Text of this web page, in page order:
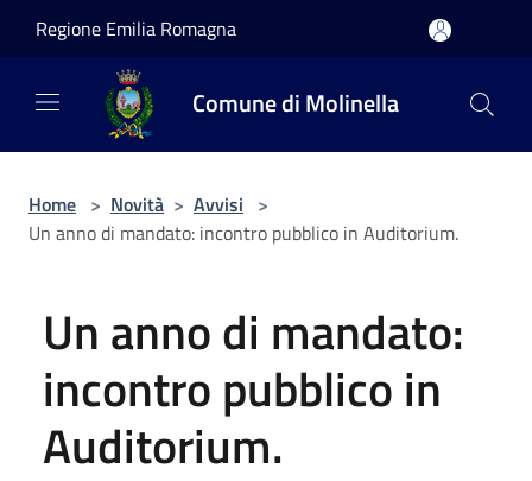
Regione Emilia Romagna
Comune di Molinella
Home > Novità > Avvisi >
Un anno di mandato: incontro pubblico in Auditorium.
Un anno di mandato:
incontro pubblico in
Auditorium.